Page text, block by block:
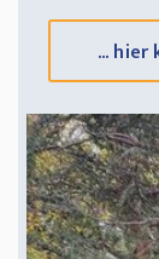
...